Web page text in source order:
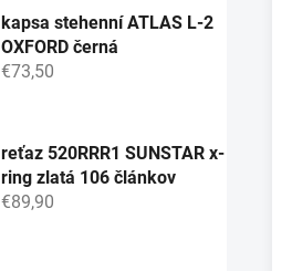
kapsa stehenní ATLAS L-2
OXFORD černá
€73,50
reťaz 520RRR1 SUNSTAR x-
ring zlatá 106 článkov
€89,90